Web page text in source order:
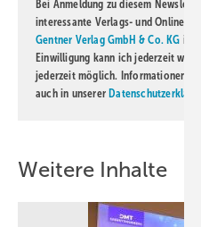
Bei Anmeldung zu diesem
interessante Verlags- und Online-
Gentner Verlag GmbH & Co. KG
Einwilligung kann ich jederzeit
jederzeit möglich. Informationen
auch in unserer
Weitere Inhalte